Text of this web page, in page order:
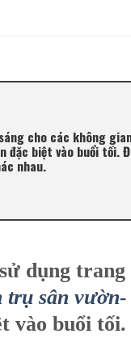
cho các không
đặc biệt vào buổi tối.
nhau.
dụng
trụ sân vườn-
vào buổi